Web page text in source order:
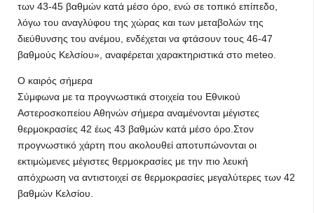
των 43-45 βαθμών κατά μέσο όρο, ενώ σε τοπικό επίπεδο,
λόγω του αναγλύφου της χώρας και των μεταβολών της
διεύθυνσης του ανέμου, ενδέχεται να φτάσουν τους 46-47
βαθμούς Κελσίου», αναφέρεται χαρακτηριστικά στο meteo.
Ο καιρός σήμερα
Σύμφωνα με τα προγνωστικά στοιχεία του Εθνικού
Αστεροσκοπείου Αθηνών σήμερα αναμένονται μέγιστες
θερμοκρασίες 42 έως 43 βαθμών κατά μέσο όρο.Στον
προγνωστικό χάρτη που ακολουθεί αποτυπώνονται οι
εκτιμώμενες μέγιστες θερμοκρασίες με την πιο λευκή
απόχρωση να αντιστοιχεί σε θερμοκρασίες μεγαλύτερες των 42
βαθμών Κελσίου.